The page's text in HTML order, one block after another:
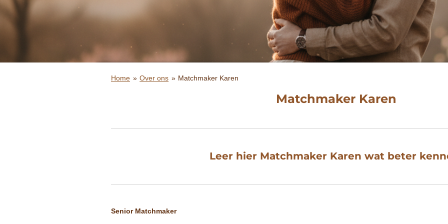
Home » Over ons » Matchmaker Karen
Matchmaker Karen
Leer hier Matchmaker Karen wat beter
Senior Matchmaker